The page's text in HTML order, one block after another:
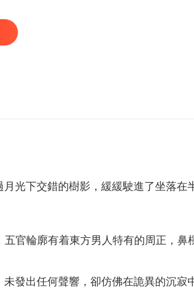
下交錯的樹影，緩緩駛進了坐落在
輪廓有着東方男人特有的周正，鼻
出任何聲響，卻仿佛在詭異的沉寂